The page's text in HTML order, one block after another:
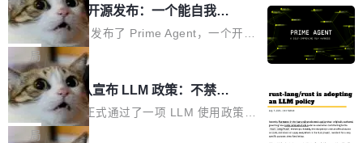
键的是 FA2 的持久性...
（OHDD：OpenHarmony Hardware Develope
r Day）将在杭州启航。活动面向智能硬件产业
链企业和开发者，邀请行业专家与资深技术顾
问，围绕开源鸿蒙技术能力、设备适配、芯片适
配、功耗与稳定性调优、兼容性测评及统一互联
等内容展开系统讲解和实战交流，帮助企业进一
步了解开源鸿蒙在智能...
障无法工作。Pages、Copilot code review、C
opilot coding agent 全部受影响。从检测到完全
恢复，大约 12 小时。 这是 2026 年 8 月的第六
起事故，其中四起与 AI/Copilot 服务相关。 Git
Hub 员工 kdaigle 在 HN 讨论中贴出了一组数
据：2025 年全年 10 亿次 commit。现在，每周
2.75 亿次，全年预计 140 亿次。GitHub...
Prime Agent 开源发布：一个能自我改
进的编程 Agent，ARC-AGI 3 超越人类
专家基线
Prime Intellect 发布了 Prime Agent，一个开源
的编程 Agent Harness，核心设计围绕两个抽
象：Recursive Language Model（RLM）和 C
ontinual Harness。在 ARC-AGI 3 基准测试
上，Prime Agent + Opus 5 的组合达到了 95.
5% RHAE Best@1，超过了 ARC 报告的人类专
局
Rust 项目团队宣布 LLM 政策：不禁
止，但你要承认哪些代码不是你写的
Rust 语言项目正式通过了一项 LLM 使用政策，
覆盖 rust-lang/rust 单一仓库的代码贡献。这不
局